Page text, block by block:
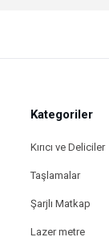
Gönder
Kategoriler
Kırıcı ve Deliciler
Taşlamalar
Şarjlı Matkap
Lazer metre